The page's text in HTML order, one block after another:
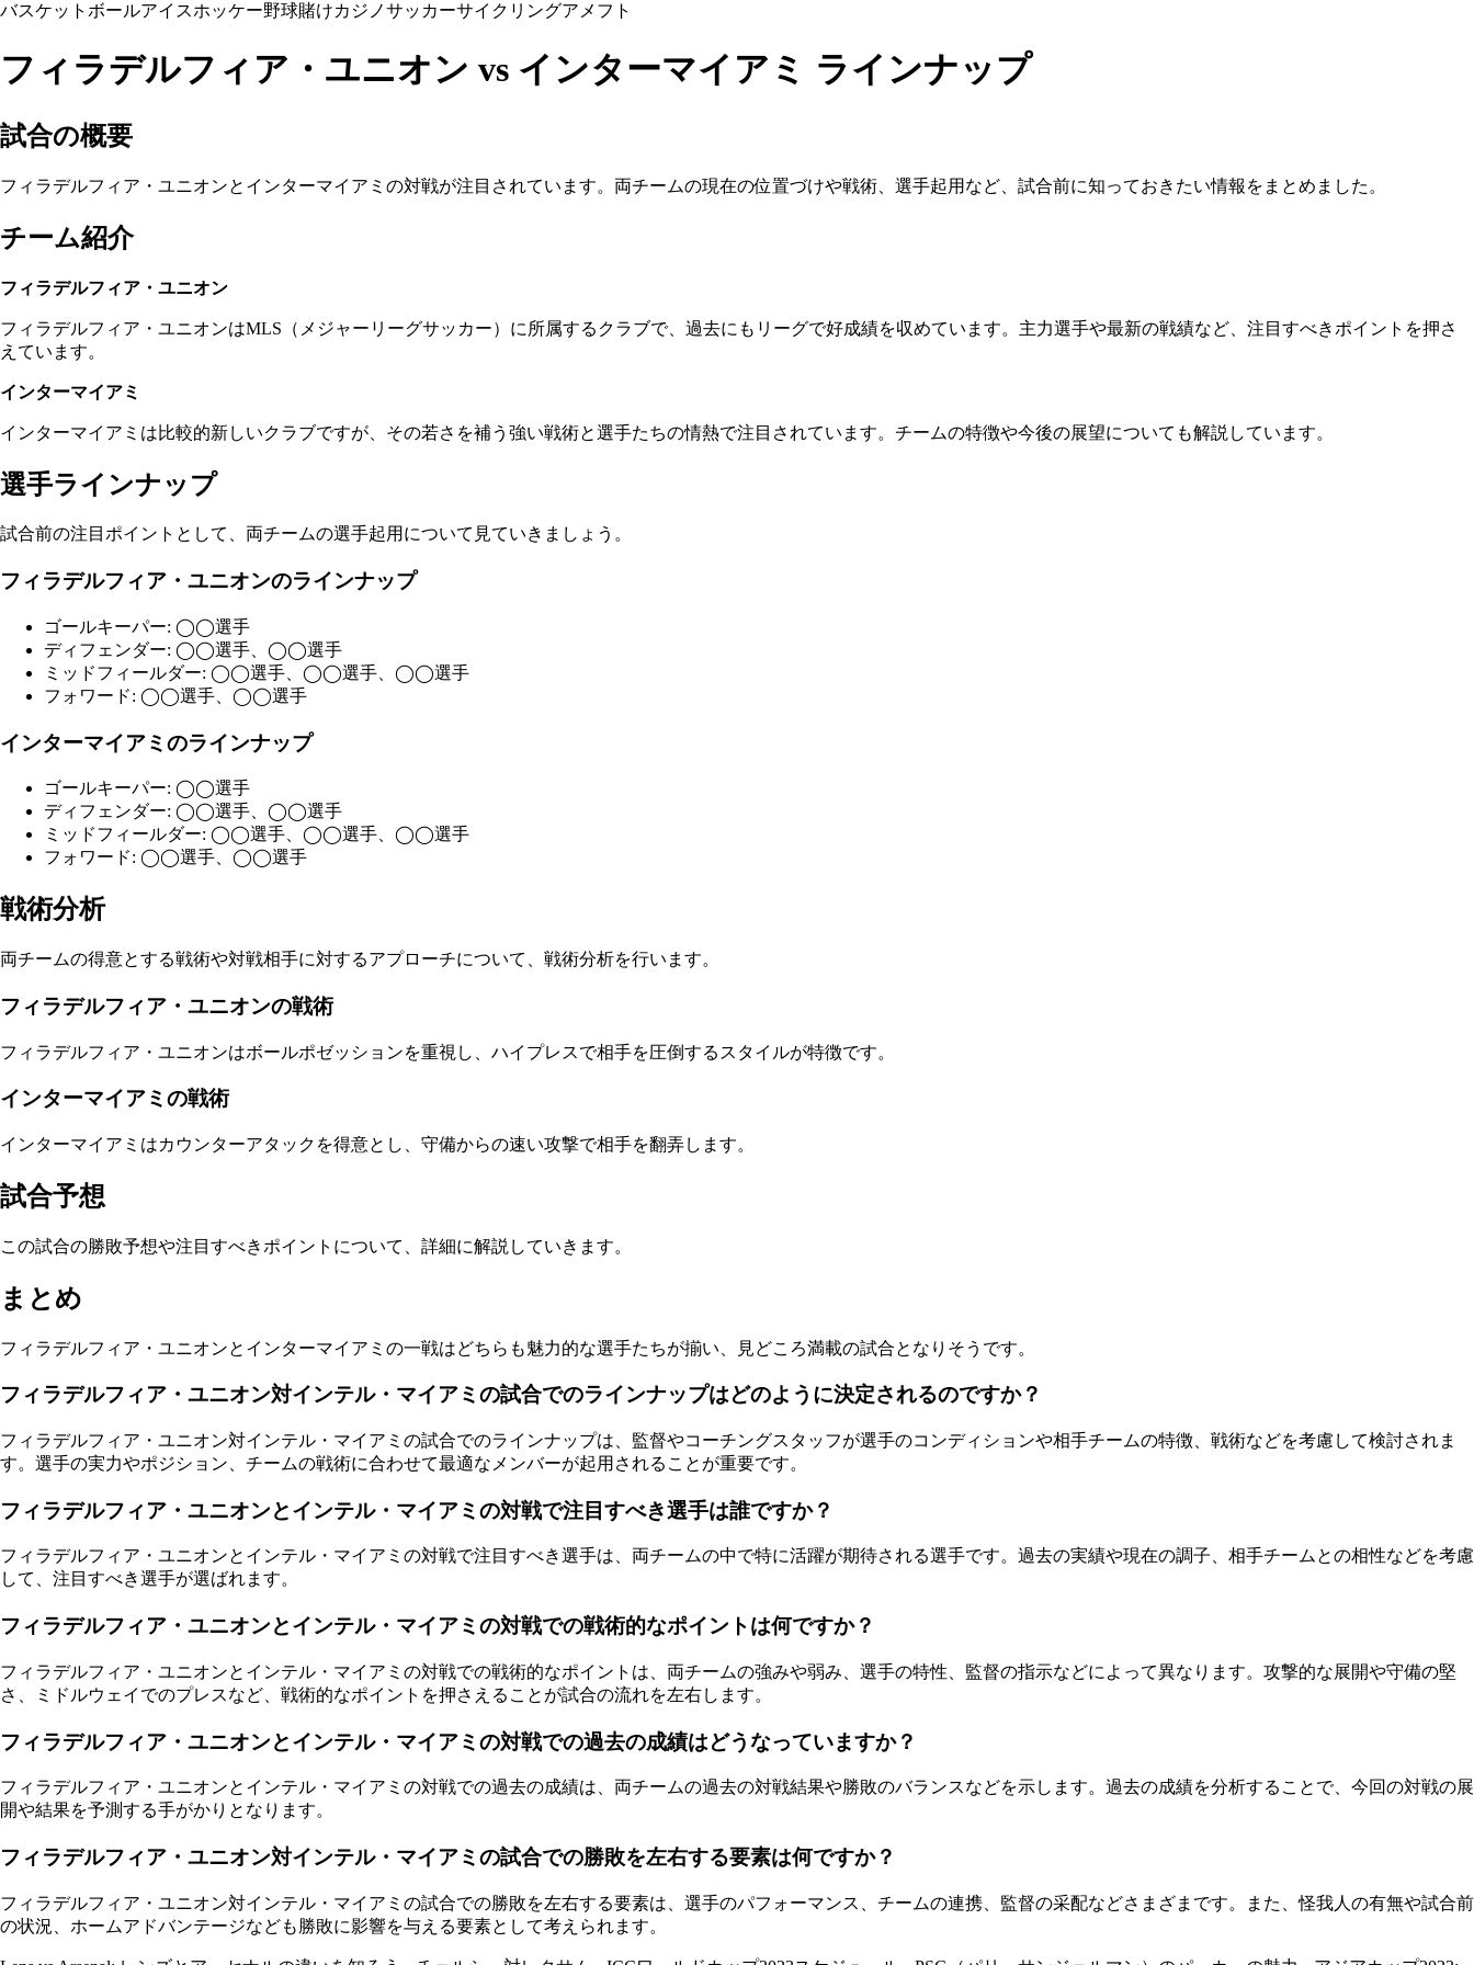
バスケットボールアイスホッケー野球賭けカジノサッカーサイクリングアメフト
フィラデルフィア・ユニオン vs インターマイアミ ラインナップ
試合の概要
フィラデルフィア・ユニオンとインターマイアミの対戦が注目されています。両チームの現在の位置づけや戦術、選手起用など、試合前に知っておきたい情報をまとめました。
チーム紹介
フィラデルフィア・ユニオン
フィラデルフィア・ユニオンはMLS（メジャーリーグサッカー）に所属するクラブで、過去にもリーグで好成績を収めています。主力選手や最新の戦績など、注目すべきポイントを押さ
えています。
インターマイアミ
インターマイアミは比較的新しいクラブですが、その若さを補う強い戦術と選手たちの情熱で注目されています。チームの特徴や今後の展望についても解説しています。
選手ラインナップ
試合前の注目ポイントとして、両チームの選手起用について見ていきましょう。
フィラデルフィア・ユニオンのラインナップ
ゴールキーパー: ◯◯選手
ディフェンダー: ◯◯選手、◯◯選手
ミッドフィールダー: ◯◯選手、◯◯選手、◯◯選手
フォワード: ◯◯選手、◯◯選手
インターマイアミのラインナップ
ゴールキーパー: ◯◯選手
ディフェンダー: ◯◯選手、◯◯選手
ミッドフィールダー: ◯◯選手、◯◯選手、◯◯選手
フォワード: ◯◯選手、◯◯選手
戦術分析
両チームの得意とする戦術や対戦相手に対するアプローチについて、戦術分析を行います。
フィラデルフィア・ユニオンの戦術
フィラデルフィア・ユニオンはボールポゼッションを重視し、ハイプレスで相手を圧倒するスタイルが特徴です。
インターマイアミの戦術
インターマイアミはカウンターアタックを得意とし、守備からの速い攻撃で相手を翻弄します。
試合予想
この試合の勝敗予想や注目すべきポイントについて、詳細に解説していきます。
まとめ
フィラデルフィア・ユニオンとインターマイアミの一戦はどちらも魅力的な選手たちが揃い、見どころ満載の試合となりそうです。
フィラデルフィア・ユニオン対インテル・マイアミの試合でのラインナップはどのように決定されるのですか？
フィラデルフィア・ユニオン対インテル・マイアミの試合でのラインナップは、監督やコーチングスタッフが選手のコンディションや相手チームの特徴、戦術などを考慮して検討されま
す。選手の実力やポジション、チームの戦術に合わせて最適なメンバーが起用されることが重要です。
フィラデルフィア・ユニオンとインテル・マイアミの対戦で注目すべき選手は誰ですか？
フィラデルフィア・ユニオンとインテル・マイアミの対戦で注目すべき選手は、両チームの中で特に活躍が期待される選手です。過去の実績や現在の調子、相手チームとの相性などを考慮
して、注目すべき選手が選ばれます。
フィラデルフィア・ユニオンとインテル・マイアミの対戦での戦術的なポイントは何ですか？
フィラデルフィア・ユニオンとインテル・マイアミの対戦での戦術的なポイントは、両チームの強みや弱み、選手の特性、監督の指示などによって異なります。攻撃的な展開や守備の堅
さ、ミドルウェイでのプレスなど、戦術的なポイントを押さえることが試合の流れを左右します。
フィラデルフィア・ユニオンとインテル・マイアミの対戦での過去の成績はどうなっていますか？
フィラデルフィア・ユニオンとインテル・マイアミの対戦での過去の成績は、両チームの過去の対戦結果や勝敗のバランスなどを示します。過去の成績を分析することで、今回の対戦の展
開や結果を予測する手がかりとなります。
フィラデルフィア・ユニオン対インテル・マイアミの試合での勝敗を左右する要素は何ですか？
フィラデルフィア・ユニオン対インテル・マイアミの試合での勝敗を左右する要素は、選手のパフォーマンス、チームの連携、監督の采配などさまざまです。また、怪我人の有無や試合前
の状況、ホームアドバンテージなども勝敗に影響を与える要素として考えられます。